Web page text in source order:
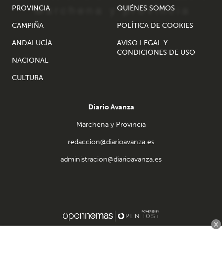
PROVINCIA
CAMPIÑA
ANDALUCÍA
NACIONAL
CULTURA
QUIÉNES SOMOS
POLÍTICA DE COOKIES
AVISO LEGAL Y
CONDICIONES DE USO
Diario Avanza
Marchena y Provincia
redaccion@diarioavanza.es
administracion@diarioavanza.es
×